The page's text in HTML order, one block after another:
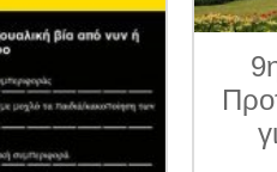
9η
Προτάσεις
για